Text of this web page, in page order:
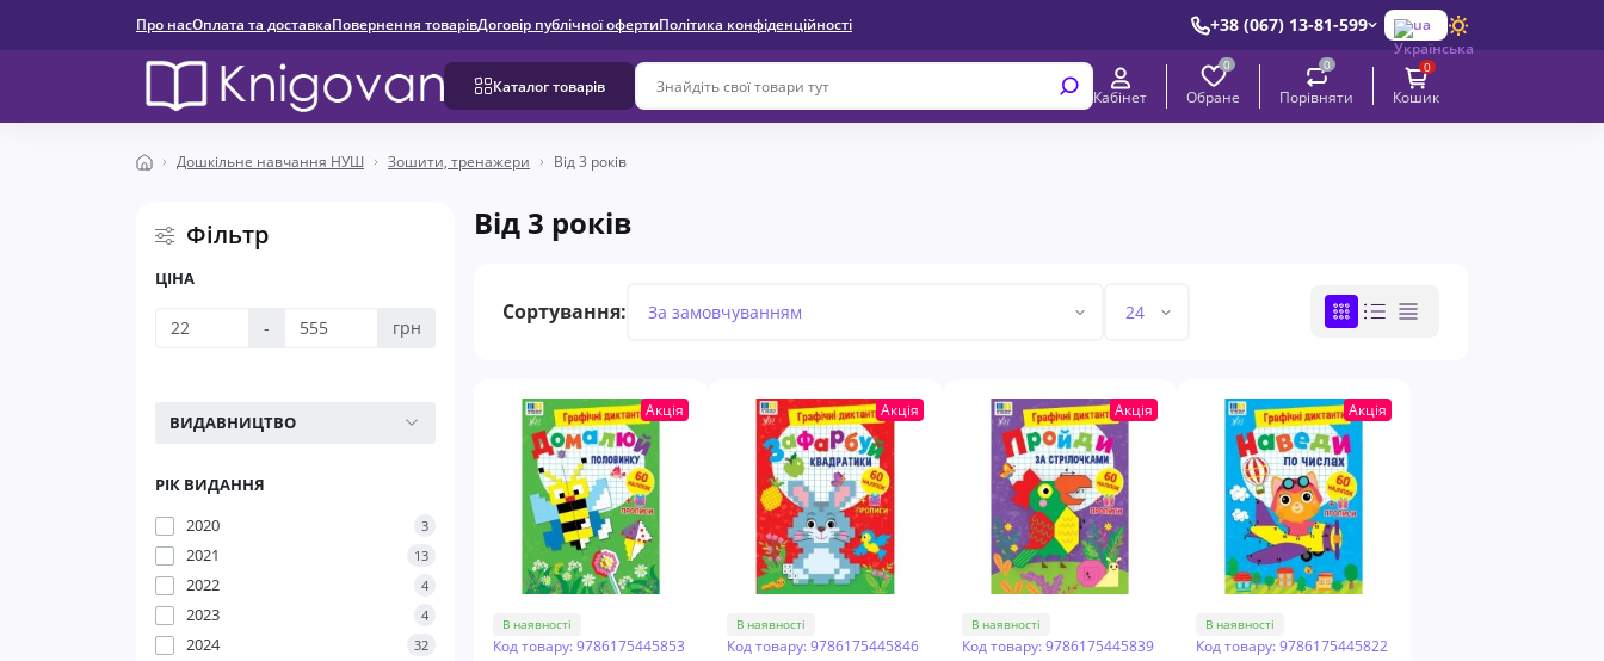
Про насОплата та доставкаПовернення товарівДоговір публічної офертиПолітика конфіденційності +38 (067) 13-81-599 ua
Каталог товарів
Кабінет
0
Обране
0
Порівняти
0
Кошик
Дошкільне навчання НУШ Зошити, тренажери Від 3 років
Фільтр
ЦІНА
- грн
ВИДАВНИЦТВО
РІК ВИДАННЯ
2020
3
2021 13
2022 4
2023 4
2024 32
Від 3 років
Сортування:
Акція
В наявності
Код товару: 9786175445853
Акція
В наявності
Код товару: 9786175445846
Акція
В наявності
Код товару: 9786175445839
Акція
В наявності
Код товару: 9786175445822